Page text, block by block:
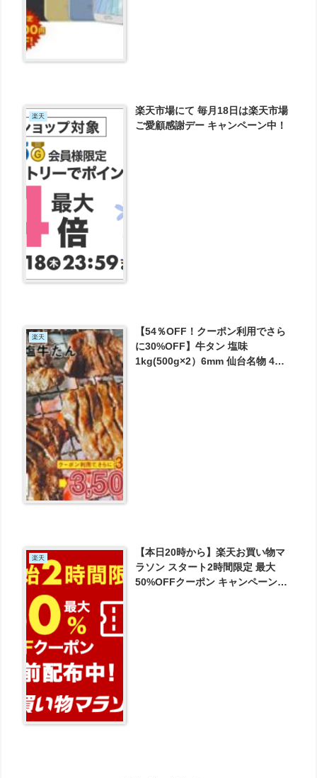
楽天
楽天市場にて 毎月18日は楽天市場
ご愛顧感謝デー キャンペーン中！
楽天
【54％OFF！クーポン利用でさら
に30%OFF】牛タン 塩味
1kg(500g×2）6mm 仙台名物 4人
楽天
【本日20時から】楽天お買い物マ
ラソン スタート2時間限定 最大
50%OFFクーポン キャンペーン